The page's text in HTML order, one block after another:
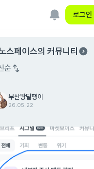
로그인
스페이스의 커뮤니티 expand_circle_right
순 swap_vert
부산왕달팽이
26.05.22